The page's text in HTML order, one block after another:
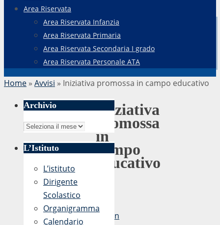
Area Riservata
Area Riservata Infanzia
Area Riservata Primaria
Area Riservata Secondaria I grado
Area Riservata Personale ATA
Home » Avvisi » Iniziativa promossa in campo educativo
Iniziativa
promossa
in
campo
educativo
admin
Archivio
Archivio
L’Istituto
L’istituto
Dirigente
Scolastico
Organigramma
Calendario